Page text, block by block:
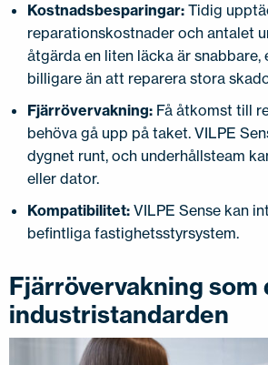
Kostnadsbesparingar: Tidig
reparationskostnader och antalet
åtgärda en liten läcka är snabbare,
billigare än att reparera stora
Fjärrövervakning: Få åtkomst till
behöva gå upp på taket. VILPE
dygnet runt, och underhållsteam
eller dator.
Kompatibilitet: VILPE Sense kan
befintliga fastighetsstyrsystem.
Fjärrövervakning som
industristandarden